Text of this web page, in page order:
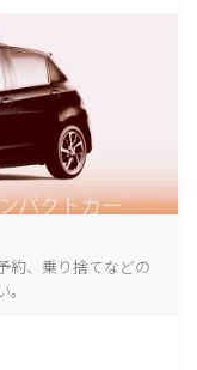
約、乗り捨てなどの